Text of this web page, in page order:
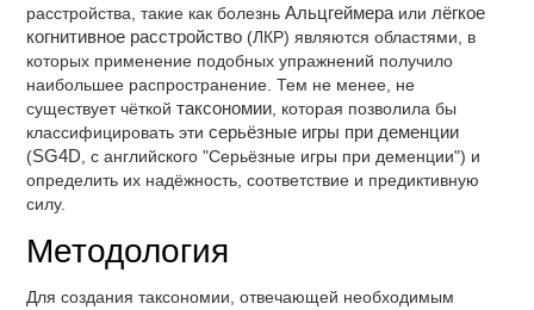
расстройства, такие как болезньАльцгеймера или лёгкое
когнитивное расстройство (ЛКР) являются областями, в
которых применение подобных упражнений получило
наибольшее распространение. Тем не менее, не
существует чёткойтаксономии , которая позволила бы
классифицировать этисерьёзные игры при деменции
(SG4D , с английского "Серьёзные игры при деменции") и
определить их надёжность, соответствие и предиктивную
силу.
Методология
Для создания таксономии, отвечающей необходимым